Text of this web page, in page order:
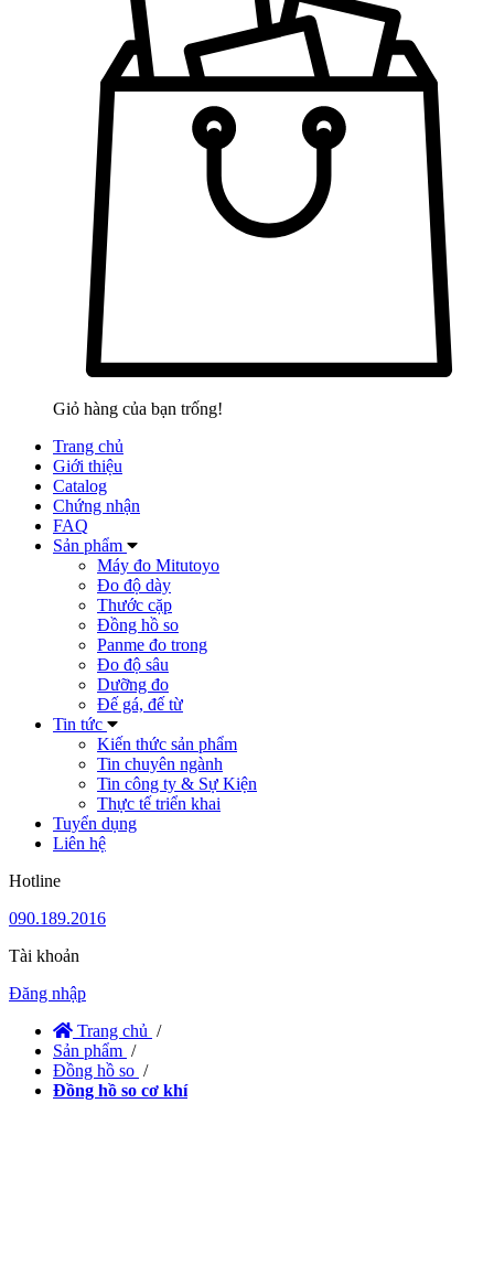
Giỏ hàng của bạn trống!
Trang chủ
Giới thiệu
Catalog
Chứng nhận
FAQ
Sản phẩm
Máy đo Mitutoyo
Đo độ dày
Thước cặp
Đồng hồ so
Panme đo trong
Đo độ sâu
Dưỡng đo
Đế gá, đế từ
Tin tức
Kiến thức sản phẩm
Tin chuyên ngành
Tin công ty & Sự Kiện
Thực tế triển khai
Tuyển dụng
Liên hệ
Hotline
090.189.2016
Tài khoản
Đăng nhập
Trang chủ /
Sản phẩm /
Đồng hồ so /
Đồng hồ so cơ khí